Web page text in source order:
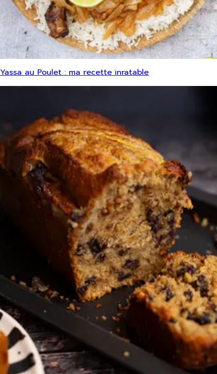
Yassa au Poulet : ma recette inratable